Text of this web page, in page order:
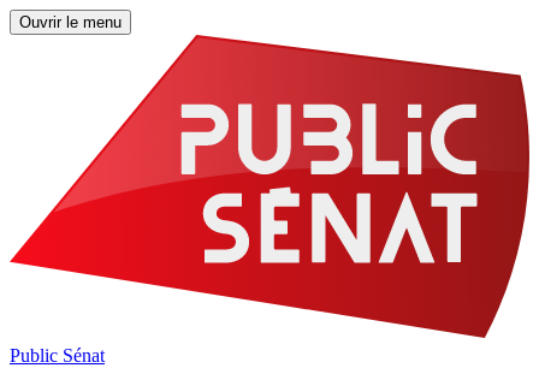
Ouvrir le menu
Public Sénat